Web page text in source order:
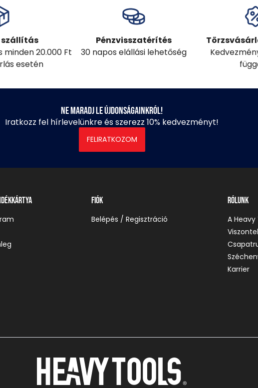
szállítás
minden 20.000 Ft
esetén
Pénzvisszatérítés
30 napos elállási lehetőség
Ne maradj le újdonságainkról!
Iratkozz fel hírlevelünkre és szerezz 10% kedvezményt!
FELIRATKOZOM
Fiók
Belépés / Regisztráció
Rólunk
A
Karrier